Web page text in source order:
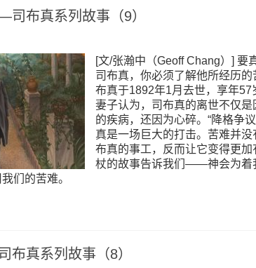
布真系列故事（9）
[文/张瀚中（Geoff Chang）] 要
司布真，你必须了解他所经历的
布真于1892年1月去世，享年57
妻子认为，司布真的离世不仅是
的疾病，还因为心碎。“降格争
真是一场巨大的打击。苦难并没
布真的事工，反而让它变得更加
杖的故事告诉我们——神会为着
们的苦难。
真系列故事（8）